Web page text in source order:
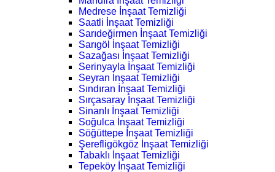
Medrese İnşaat Temizliği
Saatli İnşaat Temizliği
Sarıdeğirmen İnşaat Temizliği
Sarıgöl İnşaat Temizliği
Sazağası İnşaat Temizliği
Serinyayla İnşaat Temizliği
Seyran İnşaat Temizliği
Sındıran İnşaat Temizliği
Sırçasaray İnşaat Temizliği
Sinanlı İnşaat Temizliği
Soğulca İnşaat Temizliği
Söğüttepe İnşaat Temizliği
Şerefligökgöz İnşaat Temizliği
Tabaklı İnşaat Temizliği
Tepeköy İnşaat Temizliği